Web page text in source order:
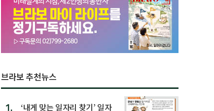
브라보 추천뉴스
1.
‘내게 맞는 일자리 찾기’ 일자